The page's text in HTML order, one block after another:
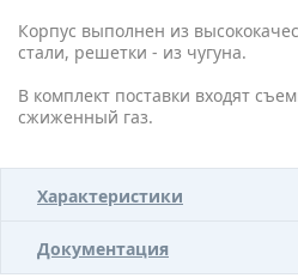
Корпус выполнен из
стали, решетки - из чугуна.
В комплект поставки входят
сжиженный газ.
Характеристики
Документация